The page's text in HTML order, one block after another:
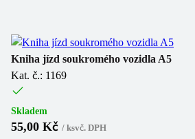
Kniha jízd soukromého vozidla A5
Kat. č.: 1169
Skladem
55,00 Kč / ksvč. DPH